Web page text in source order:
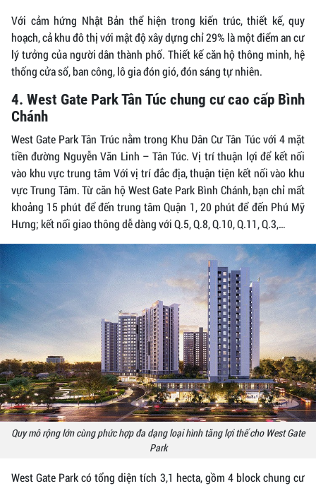
Với cảm hứng Nhật Bản thể hiện trong kiến trúc, thiết kế, quy
hoạch, cả khu đô thị với mật độ xây dựng chỉ 29% là một điểm an cư
lý tưởng của người dân thành phố. Thiết kế căn hộ thông minh, hệ
thống cửa sổ, ban công, lô gia đón gió, đón sáng tự nhiên.
4. West Gate Park Tân Túc chung cư cao cấp Bình
Chánh
West Gate Park Tân Trúc nằm trong Khu Dân Cư Tân Túc với 4 mặt
tiền đường Nguyễn Văn Linh – Tân Túc. Vị trí thuận lợi để kết nối
vào khu vực trung tâm Với vị trí đắc địa, thuận tiện kết nối vào khu
vực Trung Tâm. Từ căn hộ West Gate Park Bình Chánh, bạn chỉ mất
khoảng 15 phút để đến trung tâm Quận 1, 20 phút để đến Phú Mỹ
Hưng; kết nối giao thông dễ dàng với Q.5, Q.8, Q.10, Q.11, Q.3,…
Quy mô rộng lớn cùng phức hợp đa dạng loại hình tăng lợi thế cho West Gate
Park
West Gate Park có tổng diện tích 3,1 hecta, gồm 4 block chung cư